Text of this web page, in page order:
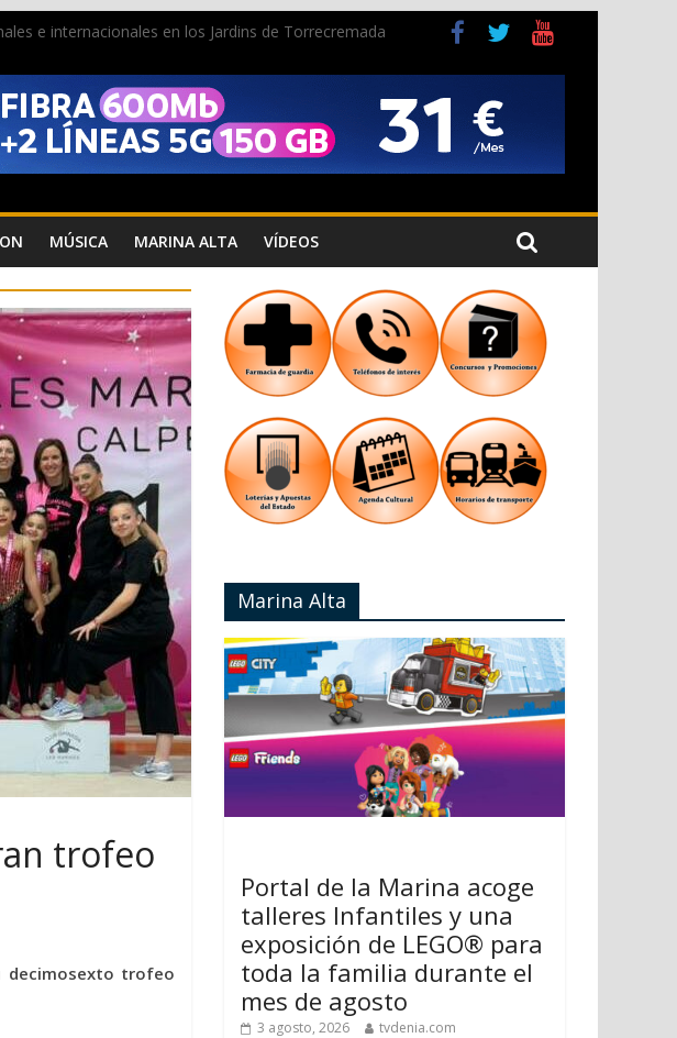
e internacionales en los Jardins de Torrecremada
visual de la ciudad
recepción a la Capitanía Cristiana
MÚSICA MARINA ALTA VÍDEOS
trofeo
decimosexto trofeo
Marina Alta
Portal de la Marina acoge
talleres Infantiles y una
exposición de LEGO® para
toda la familia durante el
mes de agosto
3 agosto, 2026 tvdenia.com